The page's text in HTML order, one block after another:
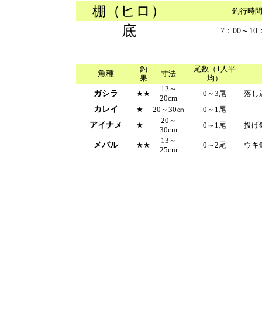
棚 （ヒロ） 釣行時間
底 7：00～10
魚種
釣
果
寸法
尾数（1人平
均）
ガシラ
★★
12～
20cm
0～3尾
落し
カレイ
★ 20～30㎝
0～1尾
アイナメ
★
20～
30cm
0～1尾 投げ
メバル ★★
13～
25cm
0～2尾 ウキ